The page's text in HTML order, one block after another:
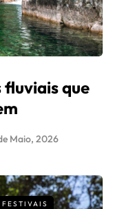
que
Maio, 2026
FESTIVAIS